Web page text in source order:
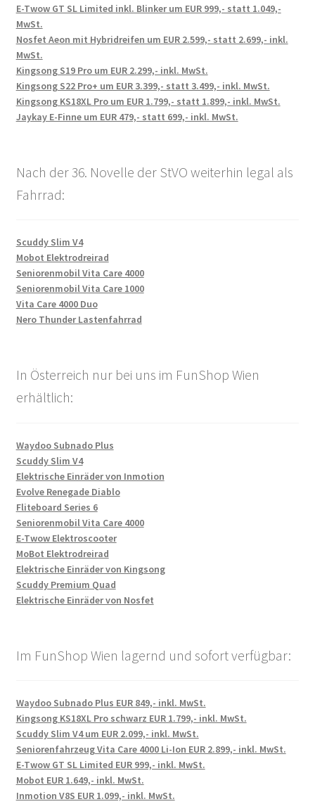
E-Twow GT SL Limited inkl. Blinker um EUR 999,- statt 1.049,-
MwSt.
Nosfet Aeon mit Hybridreifen um EUR 2.599,- statt 2.699,- inkl.
MwSt.
Kingsong S19 Pro um EUR 2.299,- inkl. MwSt.
Kingsong S22 Pro+ um EUR 3.399,- statt 3.499,- inkl. MwSt.
Kingsong KS18XL Pro um EUR 1.799,- statt 1.899,- inkl. MwSt.
Jaykay E-Finne um EUR 479,- statt 699,- inkl. MwSt.
Nach der 36. Novelle der StVO weiterhin legal als
Fahrrad:
Scuddy Slim V4
Mobot Elektrodreirad
Seniorenmobil Vita Care 4000
Seniorenmobil Vita Care 1000
Vita Care 4000 Duo
Nero Thunder Lastenfahrrad
In Österreich nur bei uns im FunShop Wien
erhältlich:
Waydoo Subnado Plus
Scuddy Slim V4
Elektrische Einräder von Inmotion
Evolve Renegade Diablo
Fliteboard Series 6
Seniorenmobil Vita Care 4000
E-Twow Elektroscooter
MoBot Elektrodreirad
Elektrische Einräder von Kingsong
Scuddy Premium Quad
Elektrische Einräder von Nosfet
Im FunShop Wien lagernd und sofort verfügbar:
Waydoo Subnado Plus EUR 849,- inkl. MwSt.
Kingsong KS18XL Pro schwarz EUR 1.799,- inkl. MwSt.
Scuddy Slim V4 um EUR 2.099,- inkl. MwSt.
Seniorenfahrzeug Vita Care 4000 Li-Ion EUR 2.899,- inkl. MwSt.
E-Twow GT SL Limited EUR 999,- inkl. MwSt.
Mobot EUR 1.649,- inkl. MwSt.
Inmotion V8S EUR 1.099,- inkl. MwSt.